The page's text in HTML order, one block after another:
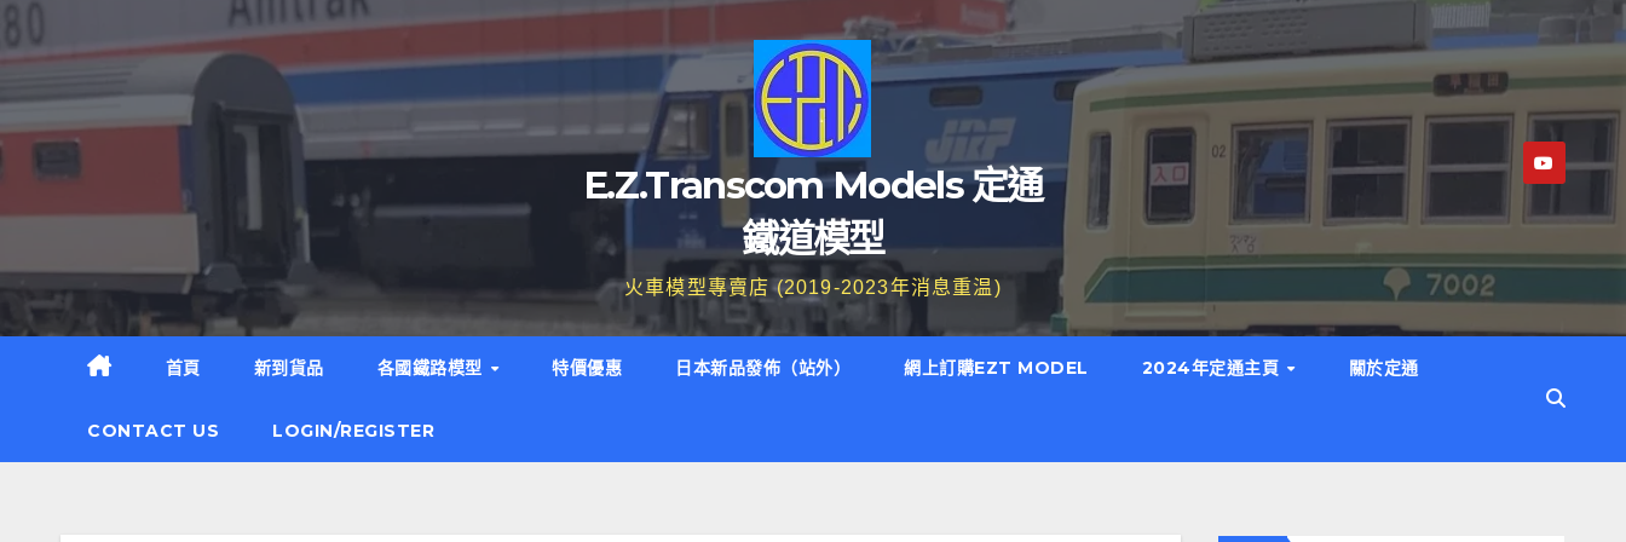
to
E.Z.Transcom Models 定通
鐵道模型
火車模型專賣店 (2019-2023年消息重温)
首頁 新到貨品 各國鐵路模型 特價優惠 日本新品發佈（站外） 網上訂購EZT MODEL 2024年定通主頁 關於定通
CONTACT US LOGIN/REGISTER